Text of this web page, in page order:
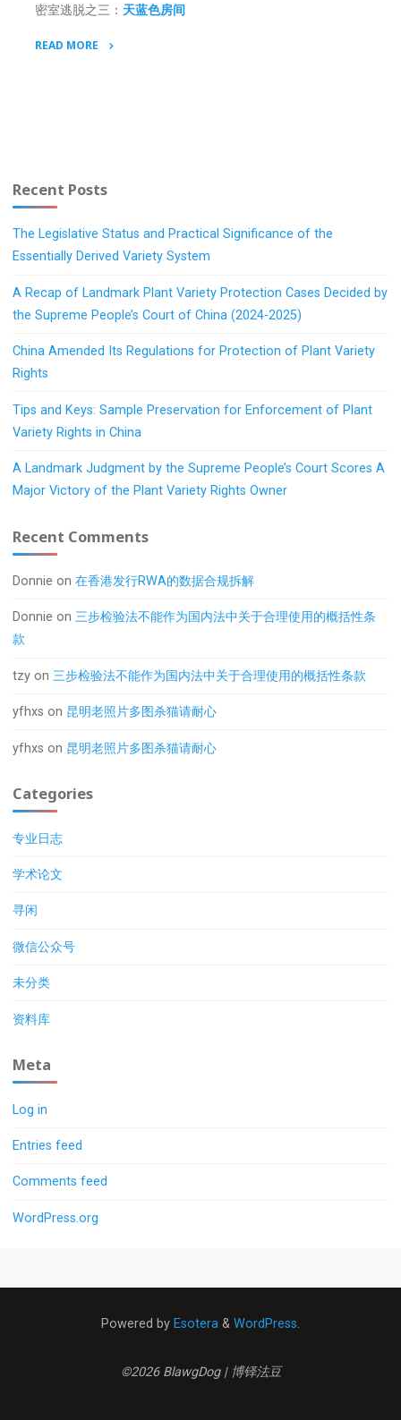
密室逃脱之三： 天蓝色房间
READ MORE
游
Recent Posts
The Legislative Status and Practical Significance of the
Essentially Derived Variety System
A Recap of Landmark Plant Variety Protection Cases Decided by
the Supreme People’s Court of China (2024-2025)
China Amended Its Regulations for Protection of Plant Variety
Rights
Tips and Keys: Sample Preservation for Enforcement of Plant
Variety Rights in China
A Landmark Judgment by the Supreme People’s Court Scores A
Major Victory of the Plant Variety Rights Owner
Recent Comments
Donnie on在香港发行RWA的数据合规拆解
Donnie on三步检验法不能作为国内法中关于合理使用的概括性条
款
tzy on三步检验法不能作为国内法中关于合理使用的概括性条款
yfhxs on 昆明老照片多图杀猫请耐心
yfhxs on 昆明老照片多图杀猫请耐心
Categories
专业日志
学术论文
寻闲
微信公众号
未分类
资料库
Meta
Log in
Entries feed
Comments feed
WordPress.org
Powered by Esotera & WordPress.
©2026 BlawgDog | 博铎法豆